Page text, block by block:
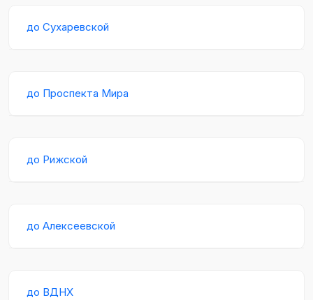
до Сухаревской
до Проспекта Мира
до Рижской
до Алексеевской
до ВДНХ